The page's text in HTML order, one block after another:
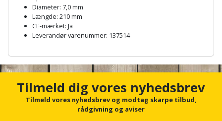
murfolie
Plastlister
Radonsikring
Kridtsnor
Lærlingesæt
Landmålerstok
Løfteudstyr
Målebånd
Fedtsprøjte
Flisevibrator
Føringsskinne
opbevaring
Gavekort
Grill
kajak
Diameter: 7,0 mm
Længde: 210 mm
CE-mærket: Ja
Leverandør varenummer: 137514
c
Tilmeld dig vores nyhedsbrev
Tilmeld vores nyhedsbrev og modtag skarpe tilbud,
rådgivning og aviser